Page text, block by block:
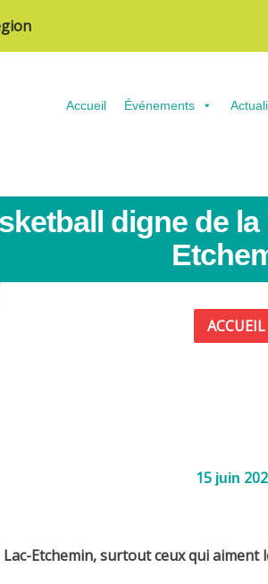
Accueil Événements
digne de la
ACCUEIL
15 juin
Lac-Etchemin, surtout ceux qui